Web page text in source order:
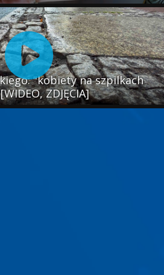
"kobiety na szpilkach
ZDJĘCIA]